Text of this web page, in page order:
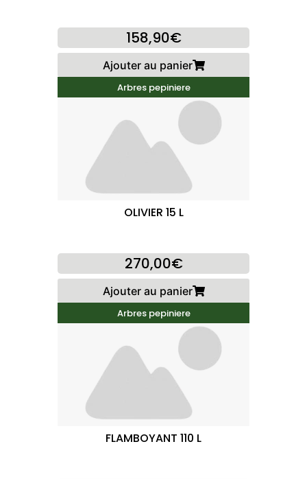
158,90€
Ajouter au panier
Arbres pepiniere
OLIVIER 15 L
270,00€
Ajouter au panier
Arbres pepiniere
FLAMBOYANT 110 L